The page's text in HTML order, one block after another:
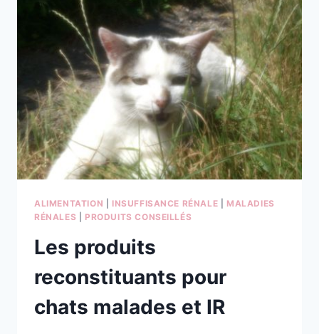
DU
NOUVEAU
DANS
LES
ALIMENTS
ALIMENTATION INSUFFISANCE RÉNALE
MALADIES
RÉNALES
PRODUITS CONSEILLÉS
Les produits
reconstituants pour
chats malades et IR